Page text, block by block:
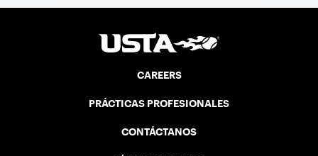
CAREERS
PRÁCTICAS PROFESIONALES
CONTÁCTANOS